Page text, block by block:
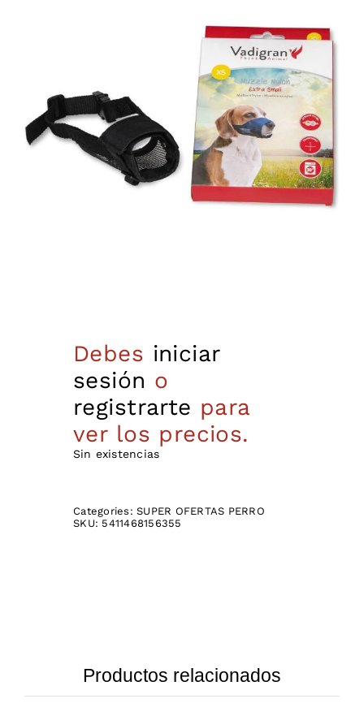
Descanso
Super Ofertas
Debes iniciar
sesión o
registrarte para
ver los precios.
Sin existencias
Categories:SUPER OFERTAS PERRO
SKU: 5411468156355
Productos relacionados